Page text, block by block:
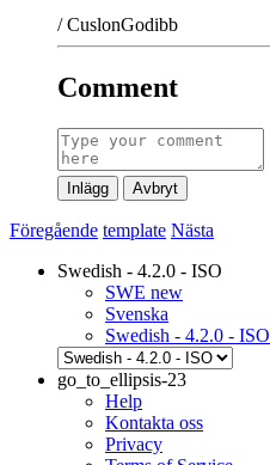
/ CuslonGodibb
Comment
Inlägg Avbryt
Föregående template Nästa
Swedish - 4.2.0 - ISO
SWE new
Svenska
Swedish - 4.2.0 - ISO
go_to_ellipsis-23
Help
Kontakta oss
Privacy